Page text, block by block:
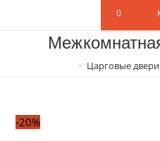
0
> Царговые
-20%